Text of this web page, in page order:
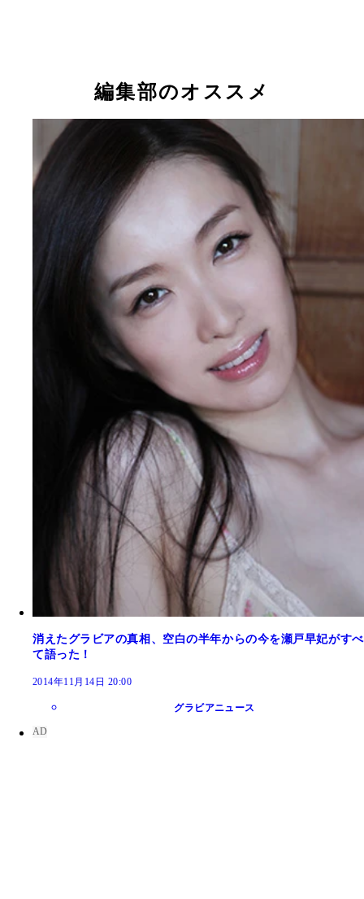
編集部のオススメ
消えたグラビアの真相、空白の半年からの今を瀬戸早妃がすべ
て語った！
2014年11月14日 20:00
グラビアニュース